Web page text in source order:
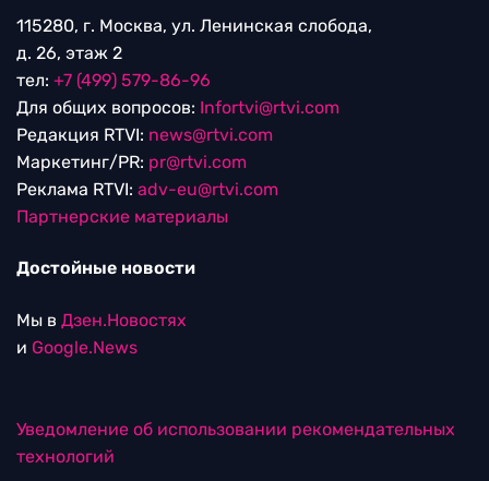
115280, г. Москва, ул. Ленинская слобода,
д. 26, этаж 2
тел: +7 (499) 579-86-96
Для общих вопросов: Infortvi@rtvi.com
Редакция RTVI: news@rtvi.com
Маркетинг/PR: pr@rtvi.com
Реклама RTVI: adv-eu@rtvi.com
Партнерские материалы
Достойные новости
Мы в Дзен.Новостях
и Google.News
Уведомление об использовании рекомендательных
технологий